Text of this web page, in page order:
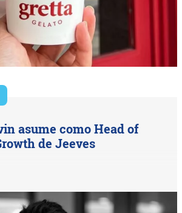
asume como Head of
de Jeeves